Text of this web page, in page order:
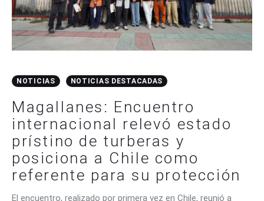
NOTICIAS NOTICIAS DESTACADAS
Magallanes: Encuentro
internacional relevó estado
prístino de turberas y
posiciona a Chile como
referente para su protección
El encuentro, realizado por primera vez en Chile, reunió a